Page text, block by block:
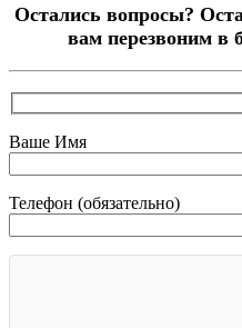
Остались вопросы?
вам перезвоним в
Ваше Имя
Телефон (обязательно)